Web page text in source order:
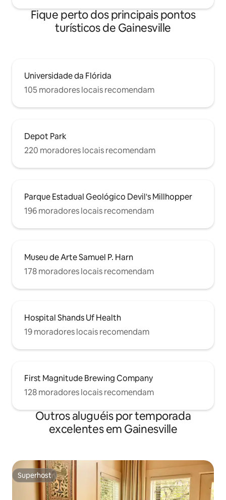
Fique perto dos principais pontos
turísticos de Gainesville
Universidade da Flórida
105 moradores locais recomendam
Depot Park
220 moradores locais recomendam
Parque Estadual Geológico Devil's Millhopper
196 moradores locais recomendam
Museu de Arte Samuel P. Harn
178 moradores locais recomendam
Hospital Shands Uf Health
19 moradores locais recomendam
First Magnitude Brewing Company
128 moradores locais recomendam
Outros aluguéis por temporada
excelentes em Gainesville
Superhost
Superhost